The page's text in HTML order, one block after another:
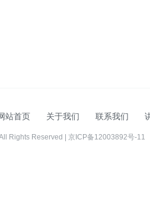
站首页 关于我们 联系我们
Rights Reserved | 京ICP备12003892号-11